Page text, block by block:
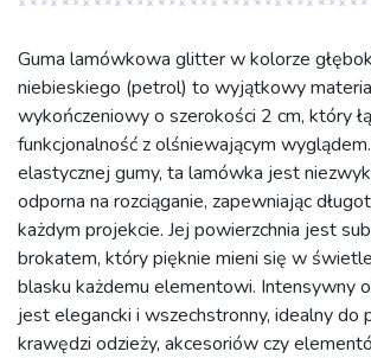
Guma lamówkowa glitter w kolorze
niebieskiego (petrol) to wyjątkowy
wykończeniowy o szerokości 2 cm, który
funkcjonalność z olśniewającym
elastycznej gumy, ta lamówka jest
odporna na rozciąganie, zapewniając
każdym projekcie. Jej powierzchnia jest
brokatem, który pięknie mieni się w
blasku każdemu elementowi. Intensywny
jest elegancki i wszechstronny, idealny do
krawędzi odzieży, akcesoriów czy